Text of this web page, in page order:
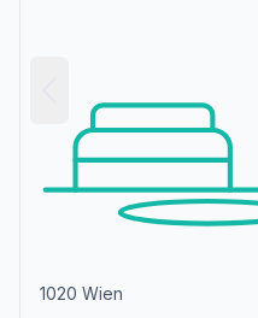
1020 Wien